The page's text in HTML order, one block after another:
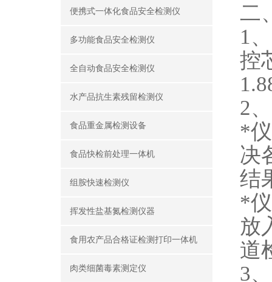
便携式一体化食品安全检测仪
多功能食品安全检测仪
全自动食品安全检测仪
水产品抗生素残留检测仪
食品重金属检测设备
食品快检前处理一体机
组胺快速检测仪
挥发性盐基氮检测仪器
食用农产品合格证检测打印一体机
肉类细菌毒素测定仪
二
1、
控
2
*
决
结
*
放
道
3